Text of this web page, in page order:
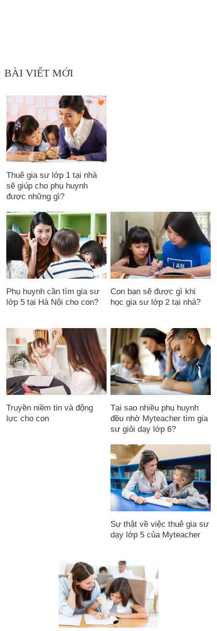
BÀI VIẾT MỚI
Thuê gia sư lớp 1 tại nhà
sẽ giúp cho phụ huynh
được những gì?
Phụ huynh cần tìm gia sư
lớp 5 tại Hà Nội cho con?
Con bạn sẽ được gì khi
học gia sư lớp 2 tại nhà?
Truyền niềm tin và động
lực cho con
Tại sao nhiều phụ huynh
đều nhờ Myteacher tìm gia
sư giỏi dạy lớp 6?
Sự thật về việc thuê gia sư
dạy lớp 5 của Myteacher